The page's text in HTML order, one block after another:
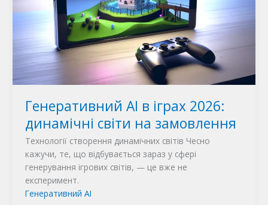
Генеративний AI в іграх 2026:
динамічні світи на замовлення
Технології створення динамічних світів Чесно
кажучи, те, що відбувається зараз у сфері
генерування ігрових світів, — це вже не
експеримент.
Генеративний AI